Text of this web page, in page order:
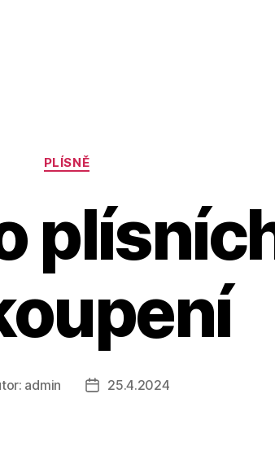
Rubriky
PLÍSNĚ
admin
Datum
25.4.2024